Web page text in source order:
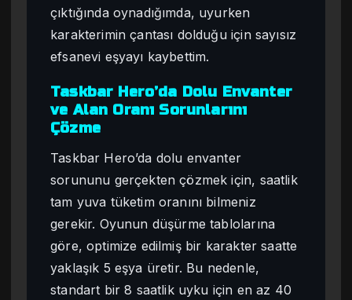
çıktığında oynadığımda, uyurken
karakterimin çantası dolduğu için sayısız
efsanevi eşyayı kaybettim.
Taskbar Hero’da Dolu Envanter
ve Alan Oranı Sorunlarını
Çözme
Taskbar Hero’da dolu envanter
sorununu gerçekten çözmek için, saatlik
tam yuva tüketim oranını bilmeniz
gerekir. Oyunun düşürme tablolarına
göre, optimize edilmiş bir karakter saatte
yaklaşık 5 eşya üretir. Bu nedenle,
standart bir 8 saatlik uyku için en az 40